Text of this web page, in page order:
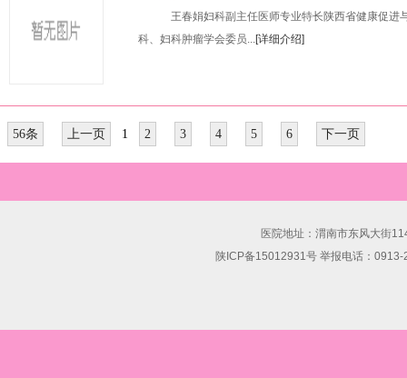
王春娟妇科副主任医师专业特长陕西省健康促进
科、妇科肿瘤学会委员...[详细介绍]
56条 上一页 1 2 3 4 5 6 下一页
医院地址：渭南市东风大街
陕ICP备15012931号 举报电话：